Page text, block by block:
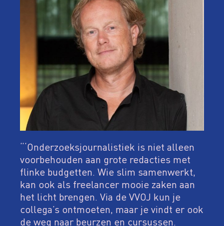
“‘Onderzoeksjournalistiek is niet alleen
voorbehouden aan grote redacties met
flinke budgetten. Wie slim samenwerkt,
kan ook als freelancer mooie zaken aan
het licht brengen. Via de VVOJ kun je
collega’s ontmoeten, maar je vindt er ook
de weg naar beurzen en cursussen.